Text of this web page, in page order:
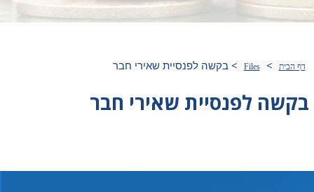
דף הבית >
Files
>בקשה לפנסיית שאירי חבר
בקשה לפנסיית שאירי חבר